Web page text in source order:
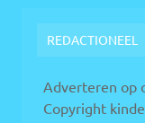
REDACTIONEEL
Adverteren op
Copyright